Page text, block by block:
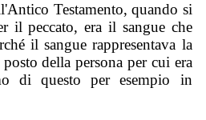
Testamento, quando si
il peccato, era il sangue che
il sangue rappresentava la
della persona per cui era
di questo per esempio in